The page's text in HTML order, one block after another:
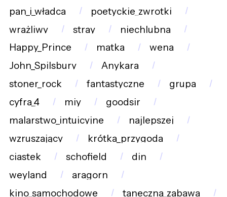
pan_i_władca
poetyckie_zwrotki
wrażliwy
stray
niechlubna
Happy_Prince
matka
wena
John_Spilsbury
Anykara
stoner_rock
fantastyczne
grupa
cyfra_4
miy
goodsir
malarstwo_intuicyjne
najlepszej
wzruszający
krótka_przygoda
ciastek
schofield
din
weyland
aragorn
kino_samochodowe
taneczna_zabawa